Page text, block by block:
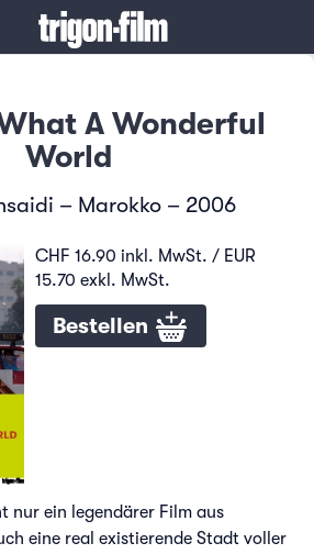
A Wonderful
World
– Marokko – 2006
CHF 16.90 inkl. MwSt. / EUR
15.70 exkl. MwSt.
Bestellen
nur ein legendärer Film aus
eine real existierende Stadt voller